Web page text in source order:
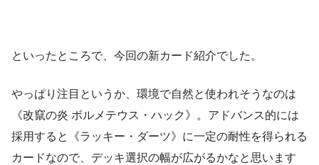
といったところで、今回の新カード紹介でした。
やっぱり注目というか、環境で自然と使われそうなのは
《改竄の炎 ボルメテウス・ハック》。アドバンス的には
採用すると《ラッキー・ダーツ》に一定の耐性を得られる
カードなので、デッキ選択の幅が広がるかなと思います